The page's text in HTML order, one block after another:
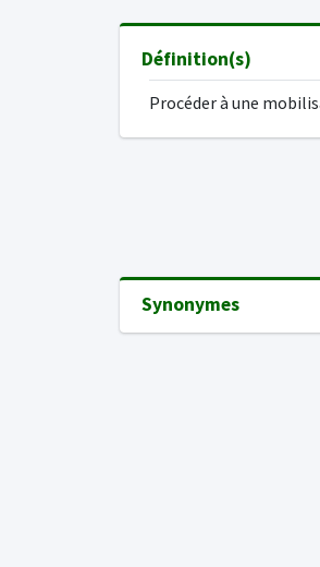
Définition(s)
Procéder à une
Synonymes